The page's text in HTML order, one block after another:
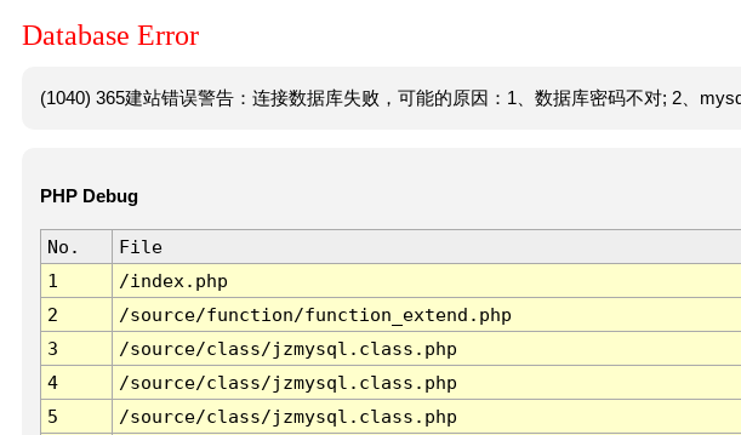
Database Error
(1040) 365建站错误警告：连接数据库失败，可能的原因：1、数据库密码不对; 2、
PHP Debug
No. File
1
/index.php
2
/source/function/function_extend.php
3
/source/class/jzmysql.class.php
4
/source/class/jzmysql.class.php
5
/source/class/jzmysql.class.php